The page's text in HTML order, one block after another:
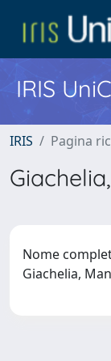
IRIS
IRIS Pagina
Nome
Giachelia,